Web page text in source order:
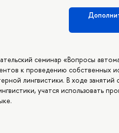
семинар «Вопросы
к проведению собственных
лингвистики. В ходе занятий
учатся использовать